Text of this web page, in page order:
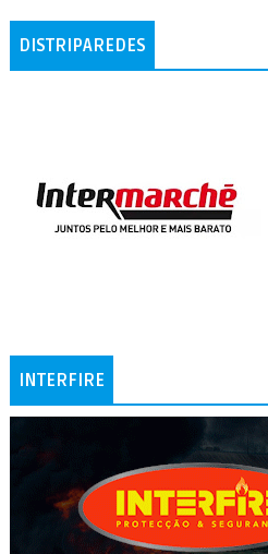
DISTRIPAREDES
INTERFIRE